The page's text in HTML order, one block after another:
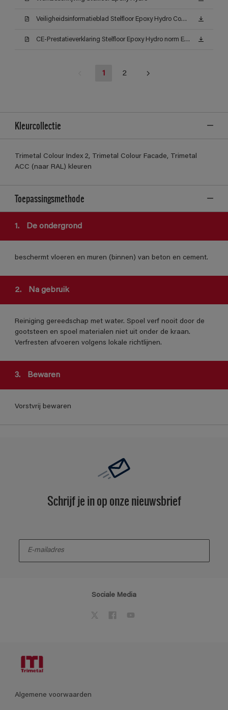
Veiligheidsinformatieblad Stelfloor Epoxy Hydro Comp. -A AW (MSDS)
CE-Prestatieverklaring Stelfloor Epoxy Hydro norm EN 1504-2_2
1 2
Kleurcollectie
Trimetal Colour Index 2, Trimetal Colour Facade, Trimetal
ACC (naar RAL) kleuren
Toepassingsmethode
1. De ondergrond
beschermt vloeren en muren (binnen) van beton en cement.
2. Na gebruik
Reiniging gereedschap met water. Spoel verf nooit door de
gootsteen en spoel materialen niet uit onder de kraan.
Verfresten afvoeren volgens lokale richtlijnen.
3. Bewaren
Vorstvrij bewaren
Schrijf je in op onze nieuwsbrief
Sociale Media
Algemene voorwaarden